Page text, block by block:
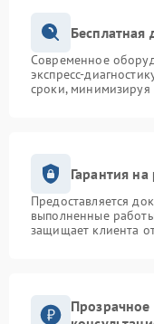
Бесплатная
Современное
экспресс-
сроки, минимизируя
Гарантия
Предоставляется
выполненные
защищает клиента
Прозрачное